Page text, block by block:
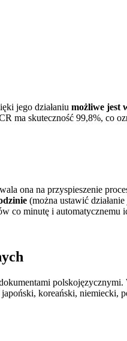
jego działaniu możliwe jest
ma skuteczność 99,8%, co
ona na przyspieszenie
(można ustawić
co minutę i automatycznemu
polskojęzycznymi.
koreański,